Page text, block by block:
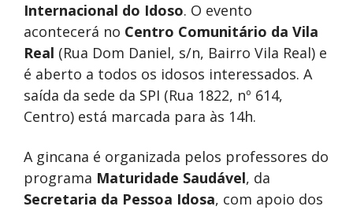
Internacional do Idoso. O evento
acontecerá no Centro Comunitário da Vila
Real (Rua Dom Daniel, s/n, Bairro Vila Real) e
é aberto a todos os idosos interessados. A
saída da sede da SPI (Rua 1822, nº 614,
Centro) está marcada para às 14h.
A gincana é organizada pelos professores do
programa Maturidade Saudável, da
Secretaria da Pessoa Idosa, com apoio dos